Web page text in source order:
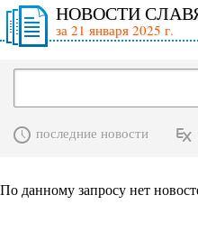
НОВОСТИ
за 21 января 2025 г.
последние новости
По данному запросу нет